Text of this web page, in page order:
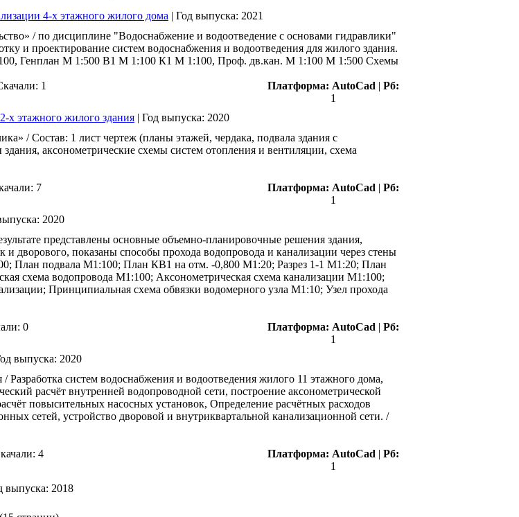
4-х этажного жилого дома | Год выпуска: 2021
/ по дисциплине "Водоснабжение и водоотведение с основами гидравлики"
и проектирование систем водоснабжения и водоотведения для жилого здания.
Генплан М 1:500 В1 М 1:100 К1 М 1:100, Проф. дв.кан. М 1:100 М 1:500 Схемы
1 Платформа: AutoCad | Рб:
1
х этажного жилого здания | Год выпуска: 2020
/ Состав: 1 лист чертеж (планы этажей, чердака, подвала здания с
аксонометрические схемы систем отопления и вентиляции, схема
7 Платформа: AutoCad | Рб:
1
2020
представлены основные объемно-планировочные решения здания,
и дворового, показаны способы прохода водопровода и канализации через стены
План подвала М1:100; План КВ1 на отм. -0,800 М1:20; Разрез 1-1 М1:20; План
схема водопровода М1:100; Аксонометрическая схема канализации М1:100;
Принципиальная схема обвязки водомерного узла М1:10; Узел прохода
0 Платформа: AutoCad | Рб:
1
выпуска: 2020
систем водоснабжения и водоотведения жилого 11 этажного дома,
расчёт внутренней водопроводной сети, построение аксонометрической
повысительных насосных установок, Определение расчётных расходов
сетей, устройство дворовой и внутриквартальной канализационной сети. /
4 Платформа: AutoCad | Рб:
1
выпуска: 2018